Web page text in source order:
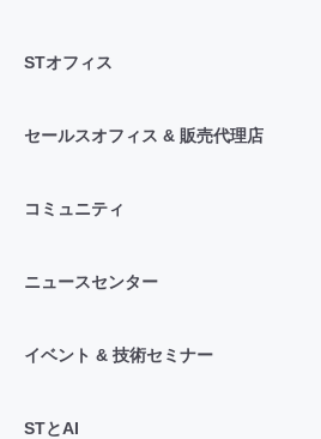
STオフィス
セールスオフィス & 販売代理店
コミュニティ
ニュースセンター
イベント & 技術セミナー
STとAI